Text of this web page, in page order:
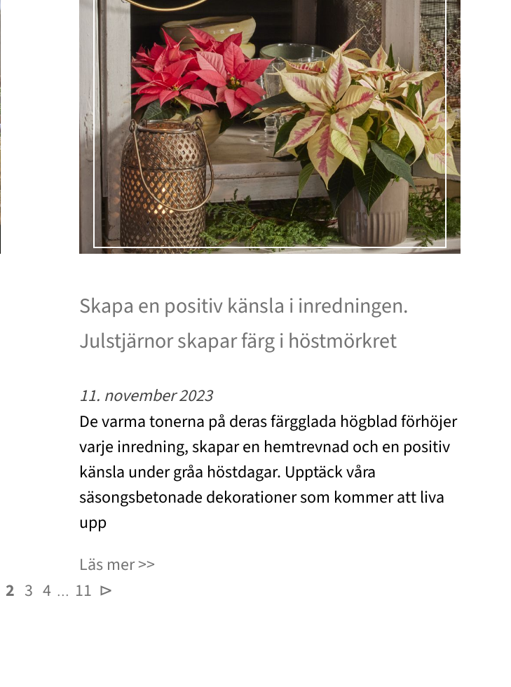
Skapa en positiv känsla i inredningen.
Julstjärnor skapar färg i höstmörkret
11. november 2023
De varma tonerna på deras färgglada högblad förhöjer
varje inredning, skapar en hemtrevnad och en positiv
känsla under gråa höstdagar. Upptäck våra
säsongsbetonade dekorationer som kommer att liva
upp
Läs mer
2 3 4 … 11 ⊳